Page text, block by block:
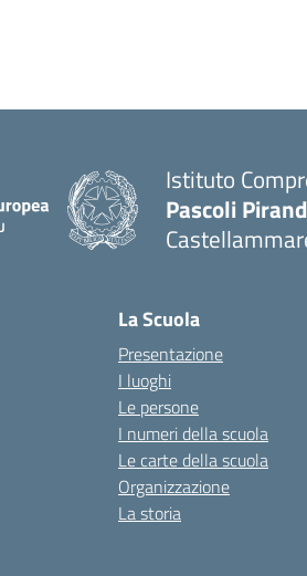
Istituto
Pascoli
La Scuola
Presentazione
I luoghi
Le persone
I numeri della scuola
Le carte della scuola
Organizzazione
La storia